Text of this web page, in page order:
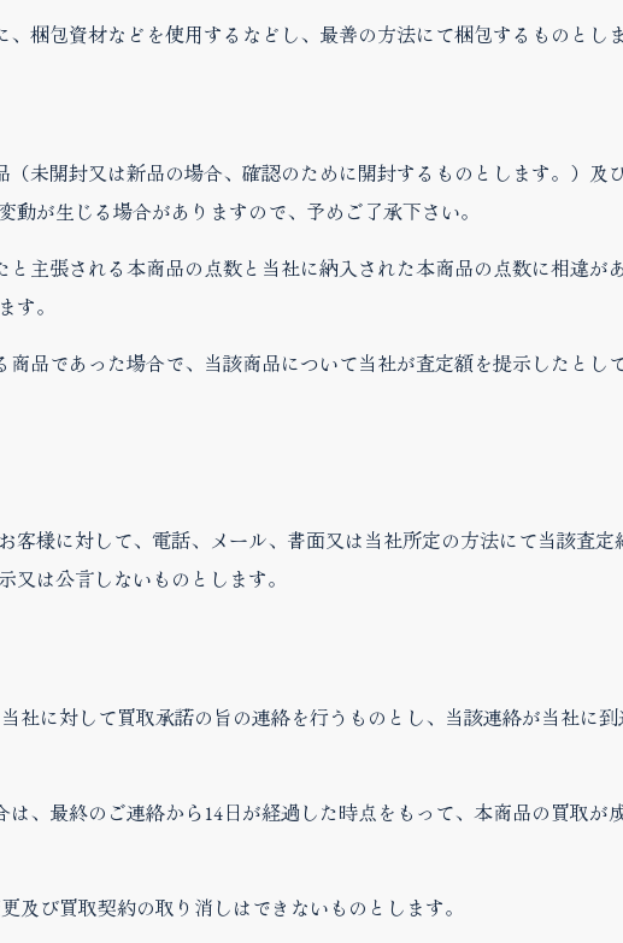
梱包資材などを使用するなどし、最善の方法にて梱包するものとしま
未開封又は新品の場合、確認のために開封するものとします。）及
が生じる場合がありますので、予めご了承下さい。
主張される本商品の点数と当社に納入された本商品の点数に相違が
す。
品であった場合で、当該商品について当社が査定額を提示したとし
様に対して、電話、メール、書面又は当社所定の方法にて当該査定
は公言しないものとします。
に対して買取承諾の旨の連絡を行うものとし、当該連絡が当社に到
、最終のご連絡から14日が経過した時点をもって、本商品の買取が
及び買取契約の取り消しはできないものとします。